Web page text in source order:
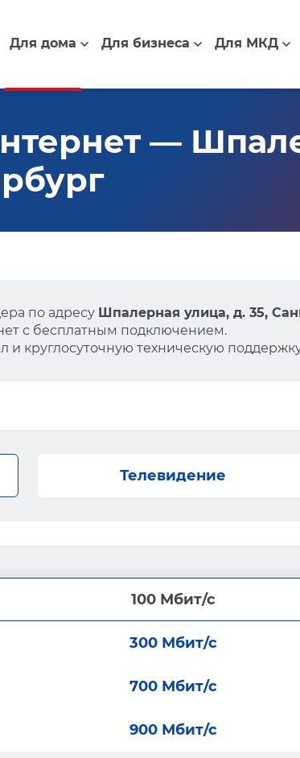
Для дома Для бизнеса Для МКД
—
по адресу Шпалерная улица, д. 35,
с бесплатным подключением.
круглосуточную техническую
Телевидение
100 Мбит/с
300 Мбит/с
700 Мбит/с
900 Мбит/с